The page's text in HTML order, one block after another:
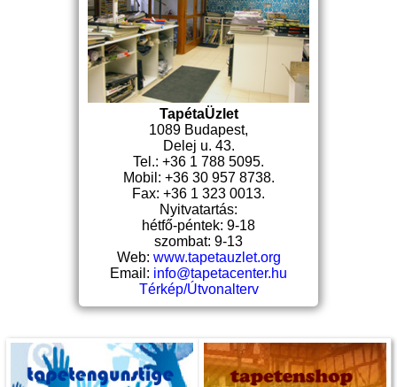
TapétaÜzlet
1089 Budapest,
Delej u. 43.
Tel.: +36 1 788 5095.
Mobil: +36 30 957 8738.
Fax: +36 1 323 0013.
Nyitvatartás:
hétfő-péntek: 9-18
szombat: 9-13
Web: www.tapetauzlet.org
Email: info@tapetacenter.hu
Térkép/Útvonalterv